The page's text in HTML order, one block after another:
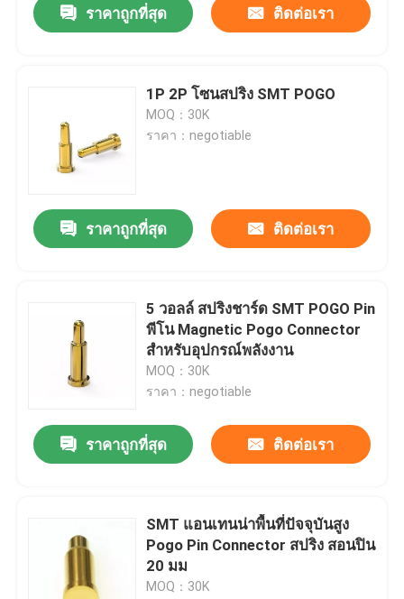
ราคาถูกที่สุด ติดต่อเรา
1P 2P โซนสปริง SMT POGO
MOQ：30K
ราคา：negotiable
ราคาถูกที่สุด ติดต่อเรา
5 วอลล์ สปริงชาร์ด SMT POGO Pin
พีโน Magnetic Pogo Connector
สําหรับอุปกรณ์พลังงาน
MOQ：30K
ราคา：negotiable
ราคาถูกที่สุด ติดต่อเรา
SMT แอนเทนน่าพื้นที่ปัจจุบันสูง
Pogo Pin Connector สปริง สอนปิน
20 มม
MOQ：30K